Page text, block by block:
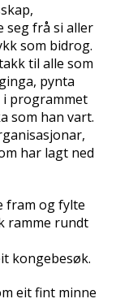
seg frå si aller
som bidrog.
til alle som
pynta
programmet
som han vart.
har lagt ned
fram og fylte
ramme rundt
kongebesøk.
eit fint minne